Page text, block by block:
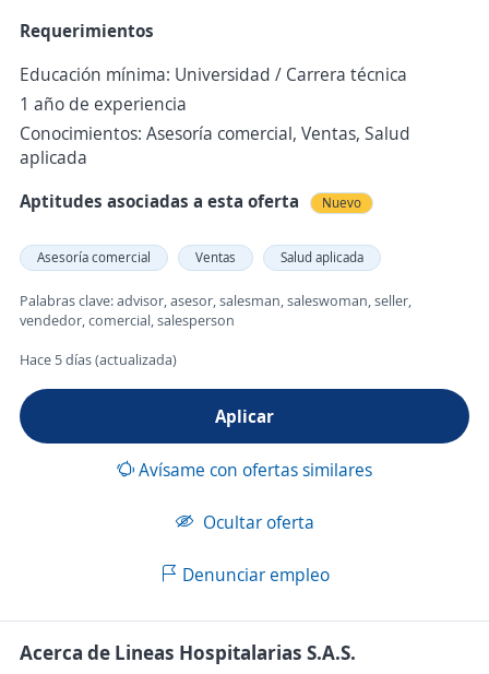
Requerimientos
Educación mínima: Universidad / Carrera técnica
1 año de experiencia
Conocimientos: Asesoría comercial, Ventas, Salud
aplicada
Aptitudes asociadas a esta oferta
Nuevo
Asesoría comercial Ventas Salud aplicada
Palabras clave: advisor, asesor, salesman, saleswoman, seller,
vendedor, comercial, salesperson
Hace 5 días (actualizada)
Aplicar
Avísame con ofertas similares
Ocultar oferta
Denunciar empleo
Acerca de Lineas Hospitalarias S.A.S.